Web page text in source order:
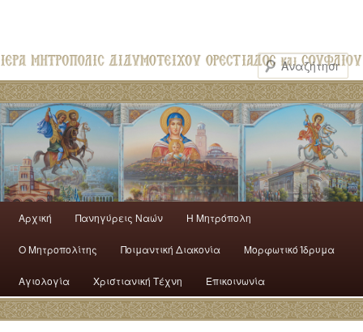
Αρχική Πανηγύρεις Ναών H Mητρόπολη
Ο Mητροπολίτης Ποιμαντική Διακονία Μορφωτικό Ίδρυμα
Αγιολογία Χριστιανική Τέχνη Επικοινωνία